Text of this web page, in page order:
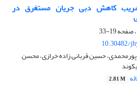
کاهش دبی جریان مستغرق در
19-33
10.30482/
حسین قربانی زاده خرازی، محسن
2.81 M